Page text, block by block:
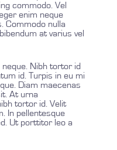
commodo. Vel
enim neque
Commodo nulla
at varius vel
Nibh tortor id
id. Turpis in eu mi
Diam maecenas
At urna
tortor id. Velit
In pellentesque
Ut porttitor leo a